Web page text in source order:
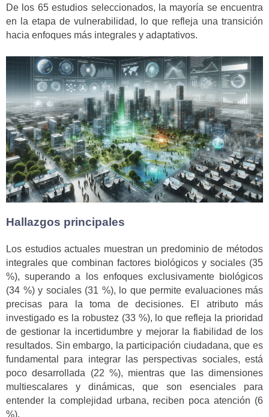
De los 65 estudios seleccionados, la mayoría se encuentra
en la etapa de vulnerabilidad, lo que refleja una transición
hacia enfoques más integrales y adaptativos.
Hallazgos principales
Los estudios actuales muestran un predominio de métodos
integrales que combinan factores biológicos y sociales (35
%), superando a los enfoques exclusivamente biológicos
(34 %) y sociales (31 %), lo que permite evaluaciones más
precisas para la toma de decisiones. El atributo más
investigado es la robustez (33 %), lo que refleja la prioridad
de gestionar la incertidumbre y mejorar la fiabilidad de los
resultados. Sin embargo, la participación ciudadana, que es
fundamental para integrar las perspectivas sociales, está
poco desarrollada (22 %), mientras que las dimensiones
multiescalares y dinámicas, que son esenciales para
entender la complejidad urbana, reciben poca atención (6
%).